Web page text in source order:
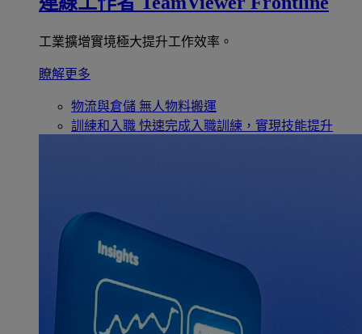
工業擴增實境極大提升工作效率。
瞭解更多
物流與倉儲 無人物料搬運
訓練和入職 快速完成入職訓練，實現技能提升